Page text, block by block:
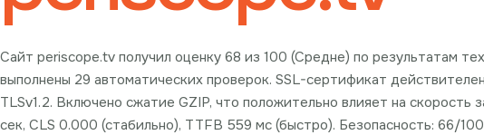
Сайт periscope.tv получил оценку 68 из 100 (Средне) по результатам
выполнены 29 автоматических проверок. SSL-сертификат
TLSv1.2. Включено сжатие GZIP, что положительно влияет на скорость
сек, CLS 0.000 (стабильно), TTFB 559 мс (быстро). Безопасность: 66/